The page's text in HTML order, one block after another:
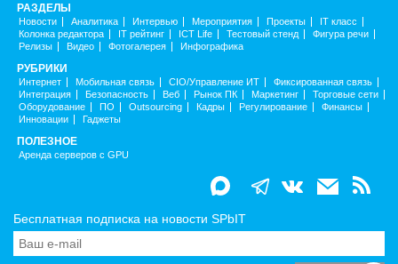
РАЗДЕЛЫ
Новости Аналитика Интервью Мероприятия Проекты
IT класс
Колонка редактора
IT рейтинг ICT Life Тестовый стенд
Фигура речи
Релизы
Видео Фотогалерея Инфографика
РУБРИКИ
Интернет Мобильная связь CIO/Управление ИТ
Фиксированная связь
Интеграция
Безопасность Веб Рынок ПК Маркетинг
Торговые сети
Оборудование
ПО Outsourcing Кадры Регулирование
Финансы
Инновации
Гаджеты
ПОЛЕЗНОЕ
Аренда серверов с GPU
Бесплатная подписка на новости SPbIT